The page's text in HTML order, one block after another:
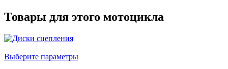
Товары для этого мотоцикла
Выберите параметрыЭтот